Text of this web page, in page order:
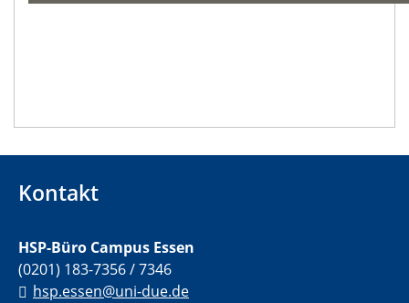
Kontakt
HSP-Büro Campus Essen
(0201) 183-7356 / 7346
hsp.essen@uni-due.de